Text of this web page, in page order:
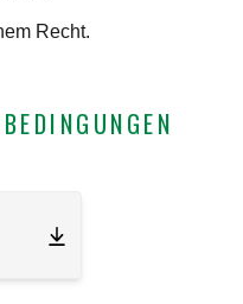
Recht.